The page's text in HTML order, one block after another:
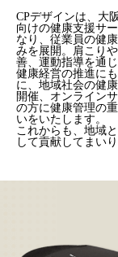
CPデザインは、大
向けの健康支援サ
なり、従業員の健
みを展開。肩こり
善、運動指導を通
健康経営の推進に
に、地域社会の健
開催、オンライン
の方に健康管理の
いをいたします。
これからも、地域
して貢献してまいり